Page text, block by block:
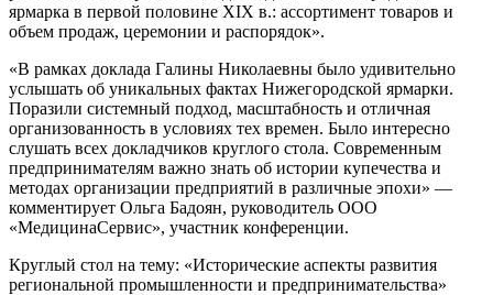
ярмарка в первой половине XIX в.: ассортимент товаров и
объем продаж, церемонии и распорядок».
«В рамках доклада Галины Николаевны было удивительно
услышать об уникальных фактах Нижегородской ярмарки.
Поразили системный подход, масштабность и отличная
организованность в условиях тех времен. Было интересно
слушать всех докладчиков круглого стола. Современным
предпринимателям важно знать об истории купечества и
методах организации предприятий в различные эпохи» —
комментирует Ольга Бадоян, руководитель ООО
«МедицинаСервис», участник конференции.
Круглый стол на тему: «Исторические аспекты развития
региональной промышленности и предпринимательства»